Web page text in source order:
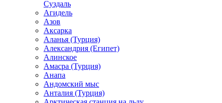
Суздаль
Агидель
Азов
Аксарка
Аланья (Турция)
Александрия (Египет)
Алинское
Амасра (Турция)
Анапа
Андомский мыс
Анталия (Турция)